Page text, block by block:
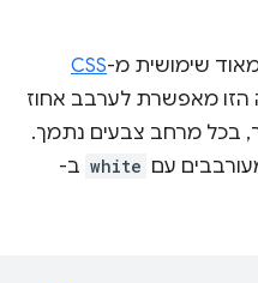
שימושית מ-CSS
הזו מאפשרת לערבב אחוז
בכל מרחב צבעים נתמך.
עם white ב-